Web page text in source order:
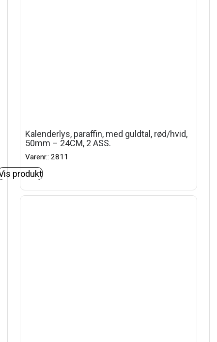
Kalenderlys, paraffin, med guldtal, rød/hvid,
50mm – 24CM, 2 ASS.
Varenr.: 2811
produkt